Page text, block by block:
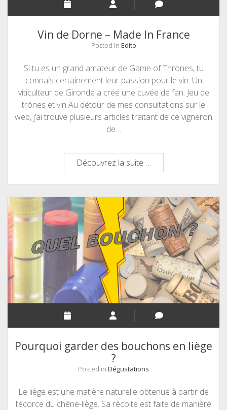
Vin de Dorne – Made In France
Posted in Edito
Si tu es un grand amateur de Game of Thrones, tu
connais certainement leur passion pour le vin. Un
viticulteur de Gironde a créé une cuvée de fan. Jeu de
trônes et vin Au détour de mes consultations sur le
web, j’ai trouve plusieurs articles traitant de ce vigneron
de…
Découvrez la suite …
de
Dorne
–
Made
In
France
Pourquoi garder des bouchons en liège
?
Posted in Dégustations
Le liège est une matière naturelle obtenue à partir de
l’écorce du chêne-liège. Sa récolte est faite de manière